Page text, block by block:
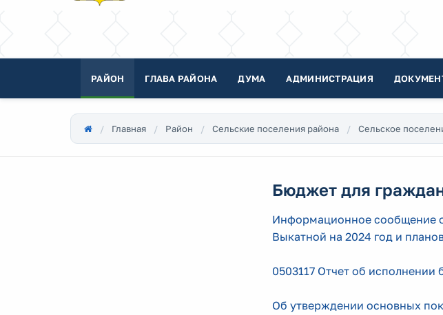
РАЙОН ГЛАВА РАЙОНА ДУМА АДМИНИСТРАЦИЯ
Главная Район Сельские поселения района Сельское
Бюджет для
Информационное сообщение
Выкатной на 2024 год и
0503117 Отчет об исполнении
Об утверждении основных